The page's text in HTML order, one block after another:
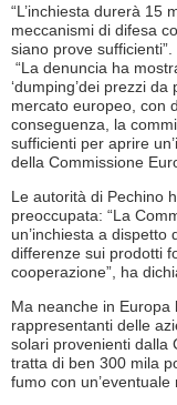
“L’inchiesta durerà 15
meccanismi di difesa
siano prove sufficienti”.
“La denuncia ha
‘dumping’dei prezzi
mercato europeo, con
conseguenza, la
sufficienti per aprire
della Commissione
Le autorità di Pechino
preoccupata: “La
un’inchiesta a
differenze sui prodotti
cooperazione”, ha
Ma neanche in
rappresentanti delle
solari provenienti dalla
tratta di ben 300 mila
fumo con